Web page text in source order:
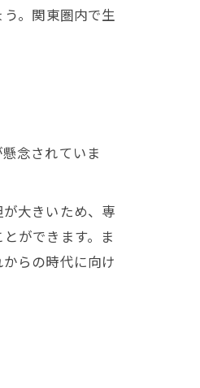
。関東圏内で生
念されていま
大きいため、専
ができます。ま
らの時代に向け